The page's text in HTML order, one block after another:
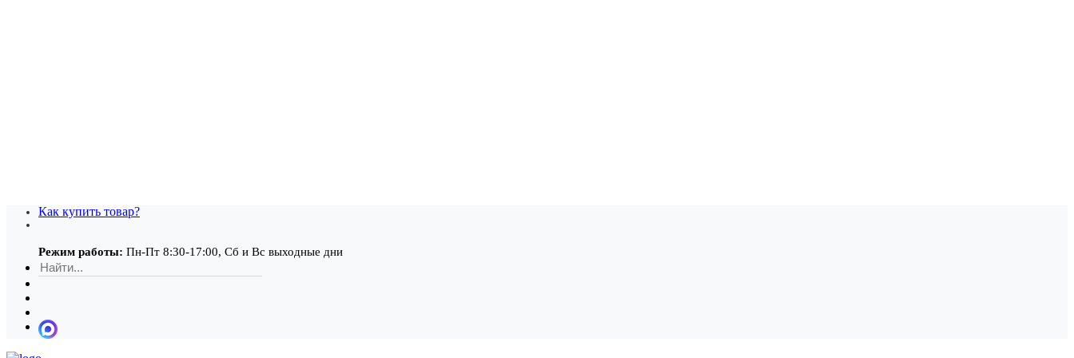
Как купить товар?
Режим работы: Пн-Пт 8:30-17:00, Сб и Вс выходные дни